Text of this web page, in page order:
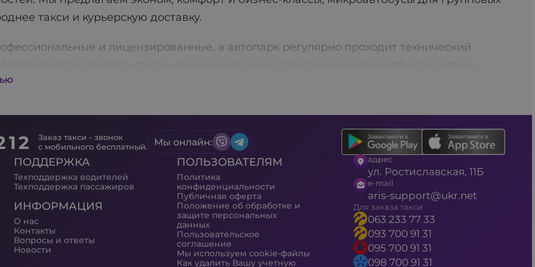
такси и курьерскую доставку.
и лицензированные, а автопарк регулярно проходит технический
быстро и без лишних хлопот получить транспорт. Выбирайте Aris-Taxi – ваш надежный
заранее.
доступна функция оплаты через терминал, а также возможность перевозки
каждого клиента, поэтому постоянно работаем над улучшением сервиса.
приоритет: все водители проходят тщательную проверку, а автомобили соответствуют
Скачивайте наше приложение и пользуйтесь промокодами на скидки, чтобы
с Aris-Taxi!
Заказ такси - звонок
с мобильного бесплатный.
Мы онлайн:
ПОДДЕРЖКА
Техподдержка водителей
Техподдержка пассажиров
ИНФОРМАЦИЯ
О нас
Контакты
Вопросы и ответы
Новости
ПОЛЬЗОВАТЕЛЯМ
Политика
конфиденциальности
Публичная оферта
Положение об обработке и
защите персональных
данных
Пользовательское
соглашение
Мы используем cookie-файлы
Как удалить Вашу учетную
адрес
ул. Ростиславская, 11Б
e-mail
aris-support@ukr.net
Для заказа такси
063 233 77 33
093 700 91 31
095 700 91 31
098 700 91 31